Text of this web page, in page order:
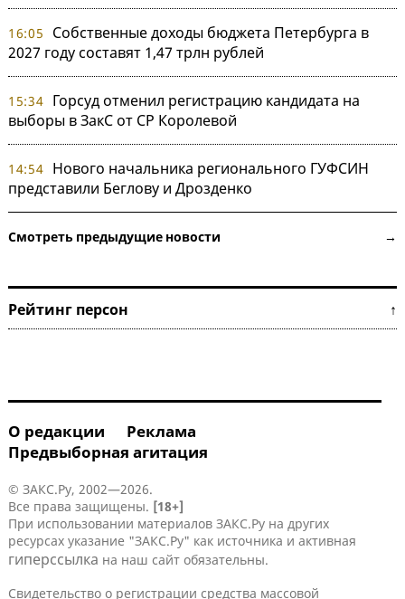
16:05
Собственные доходы бюджета Петербурга в
2027 году составят 1,47 трлн рублей
15:34 Горсуд отменил регистрацию кандидата на
выборы в ЗакС от СР Королевой
14:54 Нового начальника регионального ГУФСИН
представили Беглову и Дрозденко
Смотреть предыдущие новости →
Рейтинг персон ↑
О редакции
Реклама
Предвыборная агитация
© ЗАКС.Ру, 2002—2026.
Все права защищены. [18+]
При использовании материалов ЗАКС.Ру на других
ресурсах указание "ЗАКС.Ру" как источника и активная
гиперссылка на наш сайт обязательны.
Свидетельство о регистрации средства массовой